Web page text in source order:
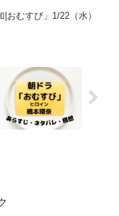
おむすび」1/22（水）